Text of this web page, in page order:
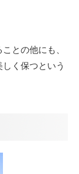
との他にも、
く保つという